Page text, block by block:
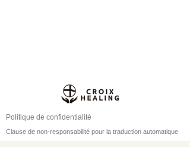
Politique de confidentialité
Clause de non-responsabilité pour la traduction automatique